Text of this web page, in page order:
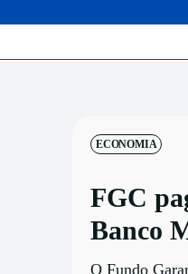
ECONOMIA
FGC
Banco
O Fundo